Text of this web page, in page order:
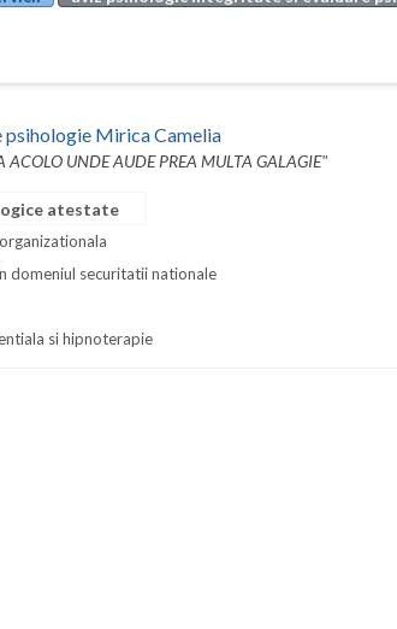
psihologie Mirica Camelia
UNDE AUDE PREA MULTA GALAGIE"
atestate
domeniul securitatii nationale
si hipnoterapie